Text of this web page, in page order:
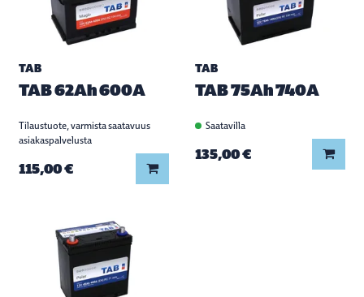
TAB
TAB 62Ah 600A
Tilaustuote, varmista saatavuus
asiakaspalvelusta
115,00 € Lisää koriin
TAB
TAB 75Ah 740A
Saatavilla
135,00 €